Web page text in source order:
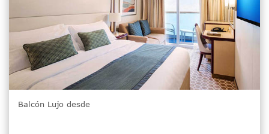
Balcón Lujo desde